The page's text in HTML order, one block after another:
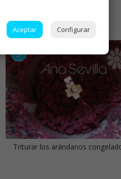
al congelador.
Triturar los arándanos
Aceptar Configurar